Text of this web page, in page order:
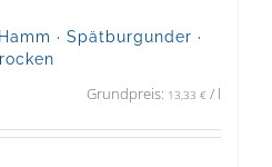
· Spätburgunder ·
Grundpreis: 13,33 € / l